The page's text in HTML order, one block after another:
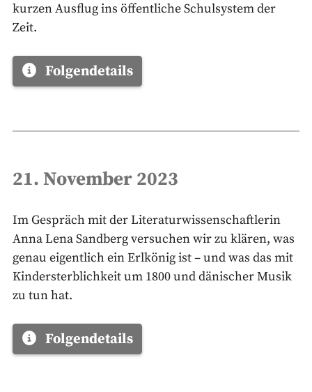
kurzen Ausflug ins öffentliche Schulsystem der
Zeit.
Folgendetails
21. November 2023
Im Gespräch mit der Literaturwissenschaftlerin
Anna Lena Sandberg versuchen wir zu klären, was
genau eigentlich ein Erlkönig ist – und was das mit
Kindersterblichkeit um 1800 und dänischer Musik
zu tun hat.
Folgendetails